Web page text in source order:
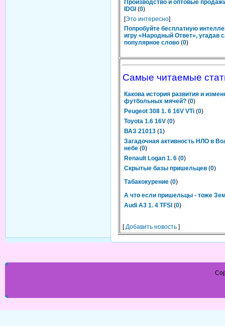
Производство и оптовые
IDGI (0)
[Это интересно]
Попробуйте бесплатную
игру «Народный Ответ», угадав
популярное слово (0)
Самые читаемые
Какова история развития и
футбольных мячей? (0)
Peugeot 308 1. 6 16V VTi (0)
Toyota 1.6 16V (0)
ВАЗ 21013 (1)
Загадочная активность НЛО в
небе (0)
Renault Logan 1. 6 (0)
Скрытые базы пришельцев (0)
Табакокурение (0)
А что если пришельцы - тоже
Audi A3 1. 4 TFSI (0)
[Добавить новость ]